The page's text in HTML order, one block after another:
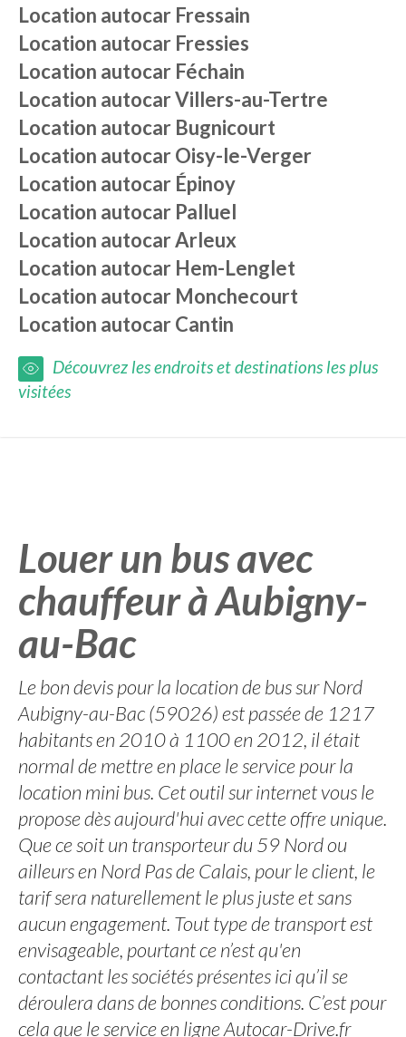
Location autocar Fressain
Location autocar Fressies
Location autocar Féchain
Location autocarVillers-au-Tertre
Location autocar Bugnicourt
Location autocarOisy-le-Verger
Location autocar Épinoy
Location autocar Palluel
Location autocarArleux
Location autocar Hem-Lenglet
Location autocar Monchecourt
Location autocarCantin
Découvrez les endroits et destinations les plus
visitées
Louer un bus avec
chauffeur à Aubigny-
au-Bac
Le bon devis pour la location de bus sur Nord
Aubigny-au-Bac (59026) est passée de 1217
habitants en 2010 à 1100 en 2012, il était
normal de mettre en place le service pour la
location mini bus. Cet outil sur internet vous le
propose dès aujourd'hui avec cette offre unique.
Que ce soit un transporteur du 59 Nord ou
ailleurs en Nord Pas de Calais, pour le client, le
tarif sera naturellement le plus juste et sans
aucun engagement. Tout type de transport est
envisageable, pourtant ce n’est qu'en
contactant les sociétés présentes ici qu’il se
déroulera dans de bonnes conditions. C’est pour
cela que le service en ligne Autocar-Drive.fr